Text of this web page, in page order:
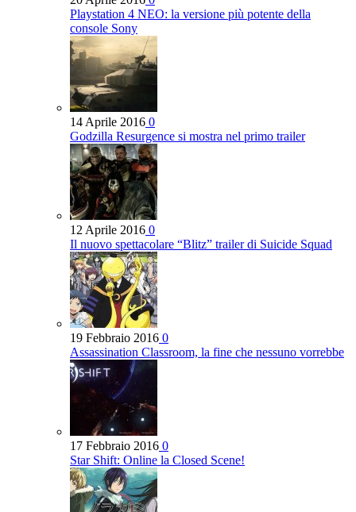
Playstation 4 NEO: la versione più potente della
console Sony
14 Aprile 2016 0
Godzilla Resurgence si mostra nel primo trailer
12 Aprile 2016 0
Il nuovo spettacolare “Blitz” trailer di Suicide Squad
19 Febbraio 2016 0
Assassination Classroom, la fine che nessuno vorrebbe
17 Febbraio 2016 0
Star Shift: Online la Closed Scene!